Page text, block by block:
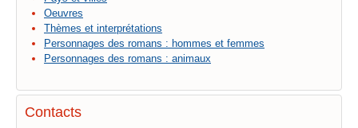
Oeuvres
Thèmes et interprétations
Personnages des romans : hommes et femmes
Personnages des romans : animaux
Contacts